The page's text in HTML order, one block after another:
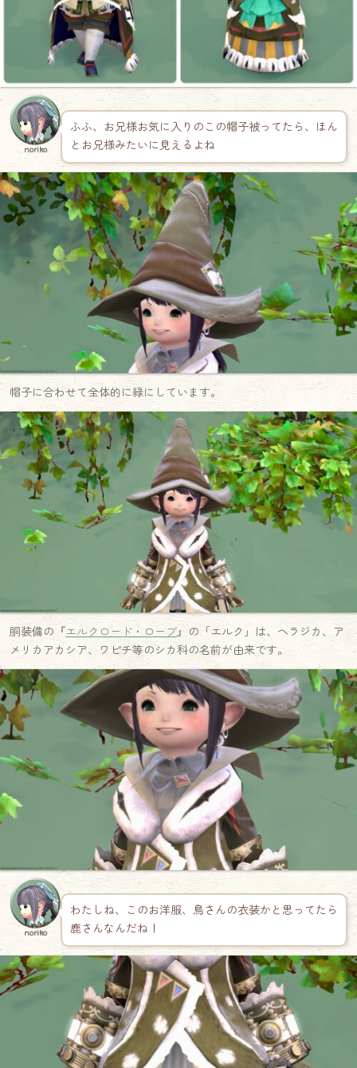
noriko
ふふ、お兄様お気に入りのこの帽子被ってたら、ほん
とお兄様みたいに見えるよね
帽子に合わせて全体的に緑にしています。
胴装備の『エルクロード・ローブ』の「エルク」は、ヘラジカ、ア
メリカアカシア、ワピチ等のシカ科の名前が由来です。
noriko
わたしね、このお洋服、鳥さんの衣装かと思ってたら
鹿さんなんだね！